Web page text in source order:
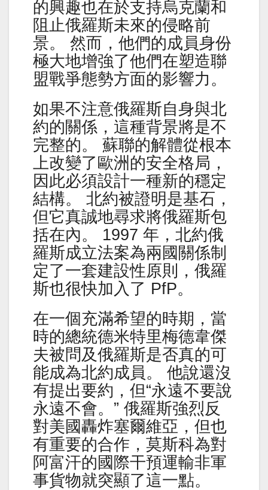
的興趣也在於支持烏克蘭和
阻止俄羅斯未來的侵略前
景。 然而，他們的成員身份
極大地增強了他們在塑造聯
盟戰爭態勢方面的影響力。
如果不注意俄羅斯自身與北
約的關係，這種背景將是不
完整的。 蘇聯的解體從根本
上改變了歐洲的安全格局，
因此必須設計一種新的穩定
結構。 北約被證明是基石，
但它真誠地尋求將俄羅斯包
括在內。 1997 年，北約俄
羅斯成立法案為兩國關係制
定了一套建設性原則，俄羅
斯也很快加入了 PfP。
在一個充滿希望的時期，當
時的總統德米特里梅德韋傑
夫被問及俄羅斯是否真的可
能成為北約成員。 他說還沒
有提出要約，但“永遠不要說
永遠不會。” 俄羅斯強烈反
對美國轟炸塞爾維亞，但也
有重要的合作，莫斯科為對
阿富汗的國際干預運輸非軍
事貨物就突顯了這一點。